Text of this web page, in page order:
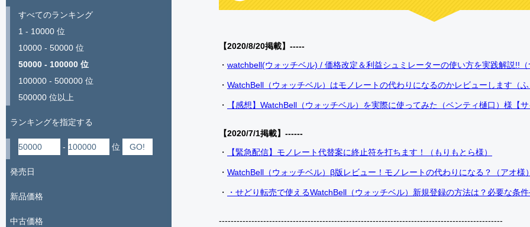
【2020/8/20掲載】-----
・ watchbell(ウォッチベル) / 価格改定＆利益シュミレーターの使い方を実践解説!!
・ WatchBell（ウォッチベル）はモノレートの代わりになるのかレビューします（
・ 【感想】WatchBell（ウォッチベル）を実際に使ってみた（ベンティ樋口）様【
【2020/7/1掲載】------
・
【緊急配信】モノレート代替案に終止符を打ちます！（もりもとら様）
・ WatchBell（ウォッチベル）β版レビュー！モノレートの代わりになる？（アオ様
・ ・せどり転売で使えるWatchBell（ウォッチベル）新規登録の方法は？必要な条
------------------------------------------------------------------------------------------------
すべてのランキング
1 - 10000 位
10000 - 50000 位
50000 - 100000 位
100000 - 500000 位
500000 位以上
ランキングを指定する
- 位
発売日
新品価格
中古価格